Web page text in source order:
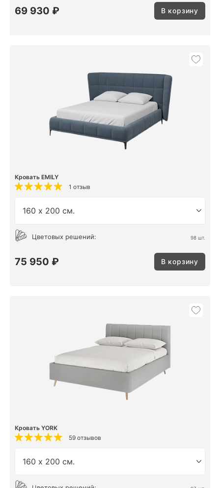
69 930 ₽ В корзину
Кровать EMILY
1 отзыв
Цветовых решений: 98 шт.
75 950 ₽ В корзину
Кровать YORK
59 отзывов